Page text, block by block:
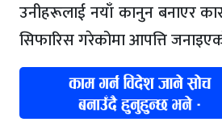
उनीहरूलाई नयाँ कानुन बनाएर
सिफारिस गरेकोमा आपत्ति